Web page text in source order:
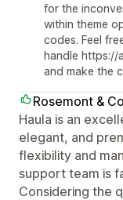
for the
within theme
codes. Feel
handle https://
and make the
Rosemont & Co
Haula is an
elegant, and
flexibility and
support team is
Considering the